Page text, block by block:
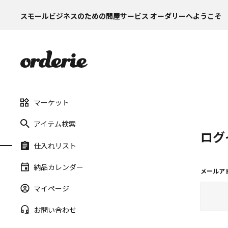
スモールビジネスのための問屋サービス オーダリーへようこそ
マーケット
アイテム検索
仕入れリスト
納品カレンダー
マイページ
お問い合わせ
ロ
メールア